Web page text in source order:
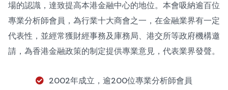
場的認識，達致提高本港金融中心的地位。本會吸納逾百位
專業分析師會員，為行業十大商會之一，在金融業界有一定
代表性，並經常獲財經事務及庫務局、港交所等政府機構邀
請，為香港金融政策的制定提供專業意見，代表業界發聲。
2002年成立，逾200位專業分析師會員